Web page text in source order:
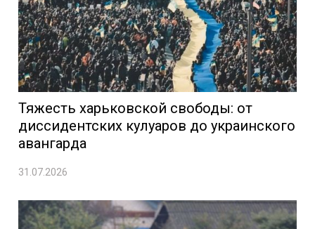
Тяжесть харьковской свободы: от
диссидентских кулуаров до украинского
авангарда
31.07.2026